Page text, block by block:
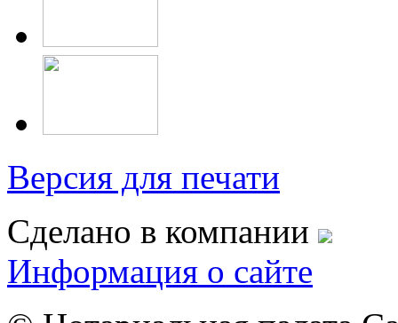
Версия для печати
Сделано в компании
Информация о сайте